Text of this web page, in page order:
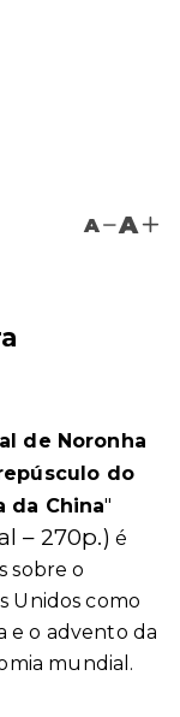
A A
de Noronha
do
da China"
– 270p.) é
sobre o
Unidos como
e o advento da
mundial.